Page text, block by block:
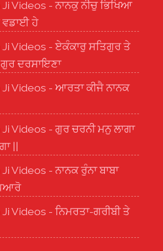
Videos - ਨਾਨਕੁ ਨੀਚੁ ਭਿਖਿਆ
ਵਡਾਈ ਹੇ
Videos - ਏਕੰਕਾਰੁ ਸਤਿਗੁਰ ਤੇ
ਦਰਸਾਇਣਾ
Videos - ਆਰਤਾ ਕੀਜੈ ਨਾਨਕ
Videos - ਗੁਰ ਚਰਨੀ ਮਨੁ ਲਾਗਾ
||
Videos - ਨਾਨਕ ਰੁੰਨਾ ਬਾਬਾ
Videos - ਨਿਮਰਤਾ-ਗਰੀਬੀ ਤੇ